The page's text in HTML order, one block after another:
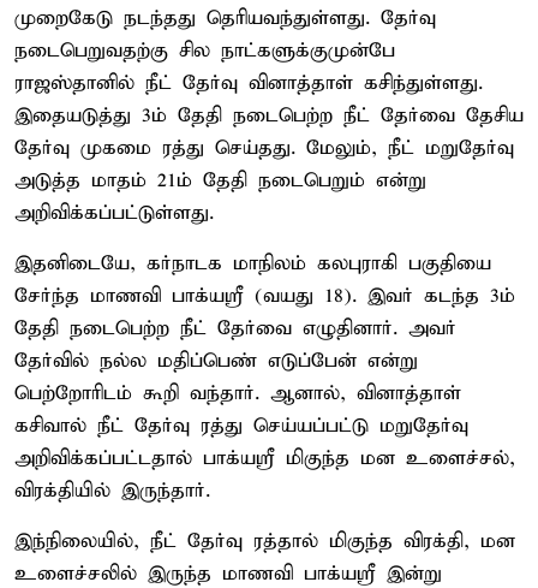
முறைகேடு நடந்தது தெரியவந்துள்ளது. தேர்வு
நடைபெறுவதற்கு சில நாட்களுக்குமுன்பே
ராஜஸ்தானில் நீட் தேர்வு வினாத்தாள் கசிந்துள்ளது.
இதையடுத்து 3ம் தேதி நடைபெற்ற நீட் தேர்வை தேசிய
தேர்வு முகமை ரத்து செய்தது. மேலும், நீட் மறுதேர்வு
அடுத்த மாதம் 21ம் தேதி நடைபெறும் என்று
அறிவிக்கப்பட்டுள்ளது.
இதனிடையே, கர்நாடக மாநிலம் கலபுராகி பகுதியை
சேர்ந்த மாணவி பாக்யஸ்ரீ (வயது 18). இவர் கடந்த 3ம்
தேதி நடைபெற்ற நீட் தேர்வை எழுதினார். அவர்
தேர்வில் நல்ல மதிப்பெண் எடுப்பேன் என்று
பெற்றோரிடம் கூறி வந்தார். ஆனால், வினாத்தாள்
கசிவால் நீட் தேர்வு ரத்து செய்யப்பட்டு மறுதேர்வு
அறிவிக்கப்பட்டதால் பாக்யஸ்ரீ மிகுந்த மன உளைச்சல்,
விரக்தியில் இருந்தார்.
இந்நிலையில், நீட் தேர்வு ரத்தால் மிகுந்த விரக்தி, மன
உளைச்சலில் இருந்த மாணவி பாக்யஸ்ரீ இன்று